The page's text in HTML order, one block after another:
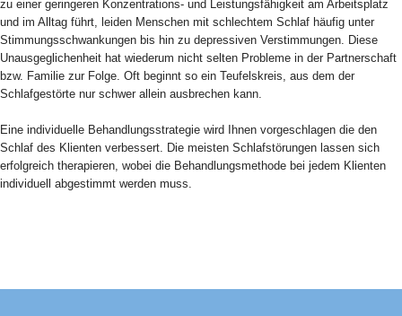
zu einer geringeren Konzentrations- und Leistungsfähigkeit am Arbeitsplatz
und im Alltag führt, leiden Menschen mit schlechtem Schlaf häufig unter
Stimmungsschwankungen bis hin zu depressiven Verstimmungen. Diese
Unausgeglichenheit hat wiederum nicht selten Probleme in der Partnerschaft
bzw. Familie zur Folge. Oft beginnt so ein Teufelskreis, aus dem der
Schlafgestörte nur schwer allein ausbrechen kann.
Eine individuelle Behandlungsstrategie wird Ihnen vorgeschlagen die den
Schlaf des Klienten verbessert. Die meisten Schlafstörungen lassen sich
erfolgreich therapieren, wobei die Behandlungsmethode bei jedem Klienten
individuell abgestimmt werden muss.